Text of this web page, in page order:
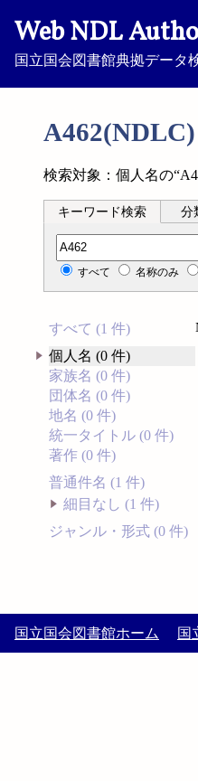
Web NDL
国立国会図書館典拠データ
検索対象：個人名の
キーワード検索 分
分類記号検索
すべて 名称のみ
すべて (1 件)
個人名 (0 件)
家族名 (0 件)
団体名 (0 件)
地名 (0 件)
統一タイトル (0 件)
著作 (0 件)
普通件名 (1 件)
細目なし (1 件)
ジャンル・形式 (0 件)
国立国会図書館ホーム 国